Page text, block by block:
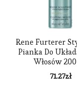
Rene Furterer
Pianka Do
Włosów
71.27zł